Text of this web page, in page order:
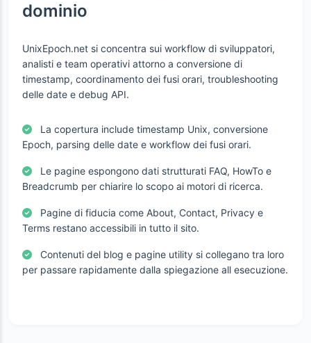
dominio
UnixEpoch.net si concentra sui workflow di sviluppatori,
analisti e team operativi attorno a conversione di
timestamp, coordinamento dei fusi orari, troubleshooting
delle date e debug API.
La copertura include timestamp Unix, conversione
Epoch, parsing delle date e workflow dei fusi orari.
Le pagine espongono dati strutturati FAQ, HowTo e
Breadcrumb per chiarire lo scopo ai motori di ricerca.
Pagine di fiducia come About, Contact, Privacy e
Terms restano accessibili in tutto il sito.
Contenuti del blog e pagine utility si collegano tra loro
per passare rapidamente dalla spiegazione all esecuzione.